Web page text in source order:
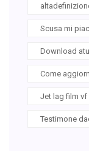
Scusa mi
Download
Come
Jet lag film vf
Testimone